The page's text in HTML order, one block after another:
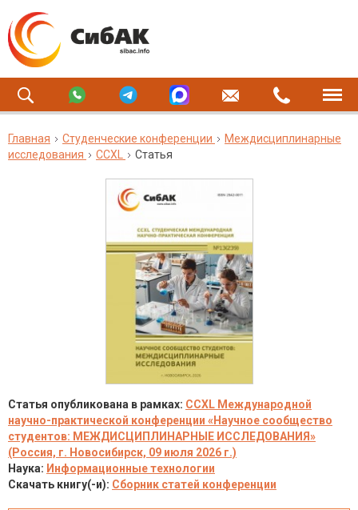
Главная Студенческие конференции
Междисциплинарные
исследования
CCXL Статья
Статья опубликована в рамках: CCXL Международной
научно-практической конференции «Научное сообщество
студентов: МЕЖДИСЦИПЛИНАРНЫЕ ИССЛЕДОВАНИЯ»
(Россия, г. Новосибирск, 09 июля 2026 г.)
Наука: Информационные технологии
Скачать книгу(-и): Сборник статей конференции